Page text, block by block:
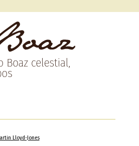
Lloyd-Jones